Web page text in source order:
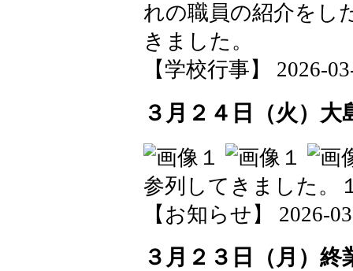
れの職員の紹介をし
きました。
【学校行事】 2026-
３月２４日（火）大
参列してきました。
【お知らせ】 2026-
３月２３日（月）終